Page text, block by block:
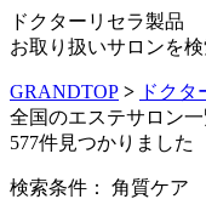
ドクターリセラ製品
お取り扱いサロンを検
GRANDTOP > ドク
全国のエステサロン一
577件見つかりました
検索条件： 角質ケア